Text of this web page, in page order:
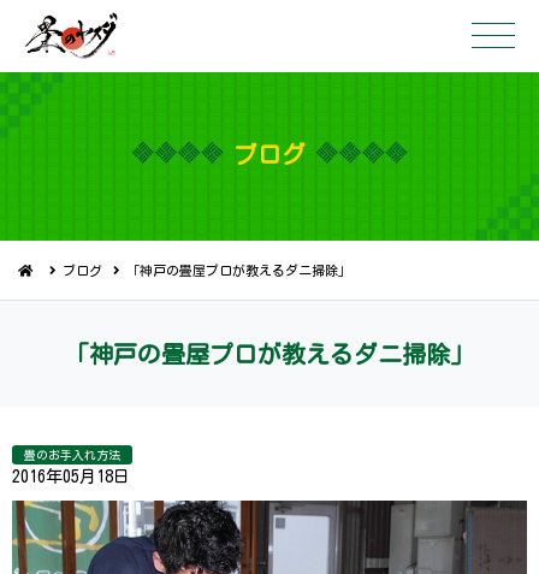
ブ ロ グ
ブログ 「神戸の畳屋プロが教えるダニ掃除」
「神戸の畳屋プロが教えるダ ニ 掃 除 」
畳のお手入れ方法
2016年05月18日